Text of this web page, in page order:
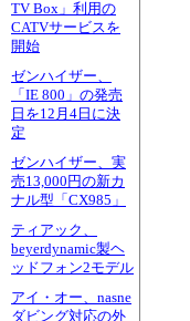
TV Box」利用の
CATVサービスを
開始
ゼンハイザー、
「IE 800」の発売
日を12月4日に決
定
ゼンハイザー、実
売13,000円の新カ
ナル型「CX985」
ティアック、
beyerdynamic製ヘ
ッドフォン2モデル
アイ・オー、nasne
ダビング対応の外